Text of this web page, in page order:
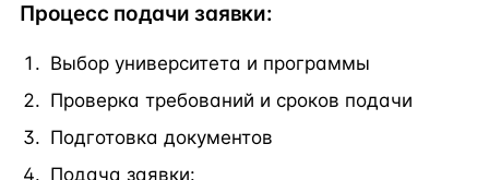
Процесс подачи заявки:
Выбор университета и программы
Проверка требований и сроков подачи
Подготовка документов
Подача заявки: